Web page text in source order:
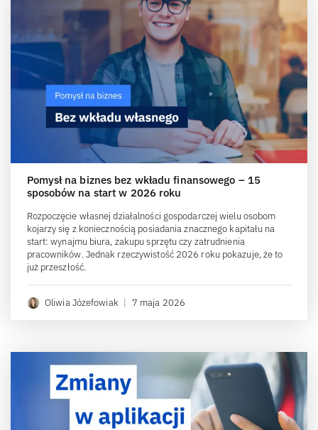
Pomysł na biznes bez wkładu finansowego – 15
sposobów na start w 2026 roku
Rozpoczęcie własnej działalności gospodarczej wielu osobom
kojarzy się z koniecznością posiadania znacznego kapitału na
start: wynajmu biura, zakupu sprzętu czy zatrudnienia
pracowników. Jednak rzeczywistość 2026 roku pokazuje, że to
już przeszłość.
Oliwia Józefowiak | 7 maja 2026